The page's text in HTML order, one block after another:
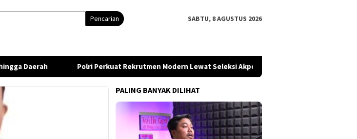
Pencarian SABTU, 8 AGUSTUS 2026
Daerah Polri Perkuat Rekrutmen Modern Lewat Seleksi Akpol 2026
PALING BANYAK DILIHAT